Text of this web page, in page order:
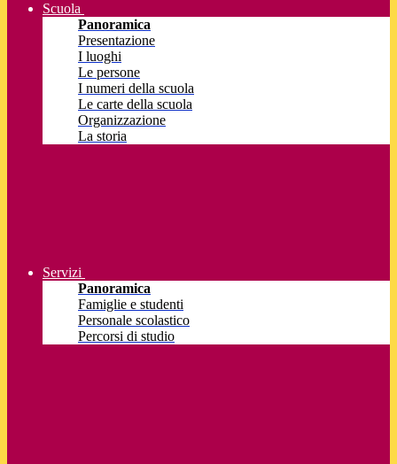
Scuola
Panoramica
Presentazione
I luoghi
Le persone
I numeri della scuola
Le carte della scuola
Organizzazione
La storia
Servizi
Panoramica
Famiglie e studenti
Personale scolastico
Percorsi di studio